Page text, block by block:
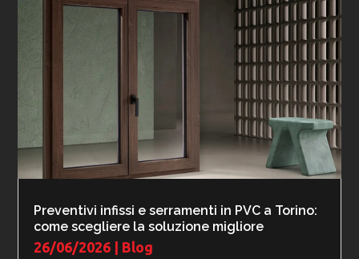
Preventivi infissi e serramenti in PVC a Torino:
come scegliere la soluzione migliore
26/06/2026 | Blog